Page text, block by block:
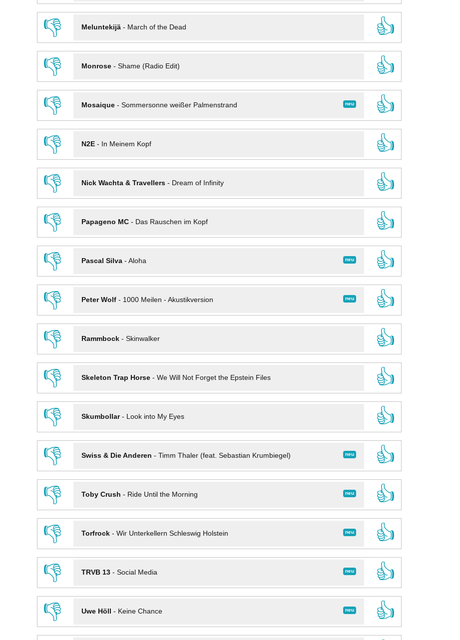
👎
Meluntekijä- March of the Dead
👍
👎
Monrose- Shame (Radio Edit)
👍
👎
neu
Mosaique- Sommersonne weißer Palmenstrand
👍
👎
N2E- In Meinem Kopf
👍
👎
Nick Wachta & Travellers- Dream of Infinity
👍
👎
Papageno MC- Das Rauschen im Kopf
👍
👎
neu
Pascal Silva- Aloha
👍
👎
neu
Peter Wolf- 1000 Meilen - Akustikversion
👍
👎
Rammbock- Skinwalker
👍
👎
Skeleton Trap Horse- We Will Not Forget the Epstein Files
👍
👎
Skumbollar- Look into My Eyes
👍
👎
neu
Swiss & Die Anderen - Timm Thaler (feat. Sebastian Krumbiegel)
👍
👎
neu
Toby Crush - Ride Until the Morning
👍
👎
neu
Torfrock- Wir Unterkellern Schleswig Holstein
👍
👎
neu
TRVB 13- Social Media
👍
👎
neu
Uwe Höll - Keine Chance
👍